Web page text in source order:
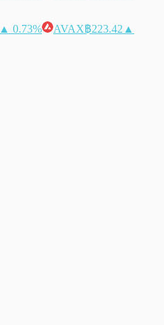
▲ 0.73% AVAX฿223.42 ▲